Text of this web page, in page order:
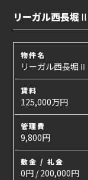
リーガル西長堀
物件名
リーガル西長堀Ⅱ
賃料
125,000万円
管理費
9,800円
敷金 / 礼金
0円 / 200,000円